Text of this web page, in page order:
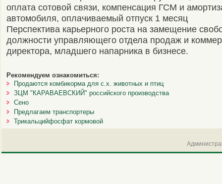
оплата сотовой связи, компенсация ГСМ и
автомобиля, оплачиваемый отпуск 1 месяц
Перспектива карьерного роста на замещение
должности управляющего отдела продаж и
директора, младшего напарника в бизнесе.
Рекомендуем ознакомиться:
Продаются комбикорма для с.х. животных и птиц
ЗЦМ "КАРАВАЕВСКИЙ" российского производства
Сено
Предлагаем транспортеры
Трикальцийфосфат кормовой